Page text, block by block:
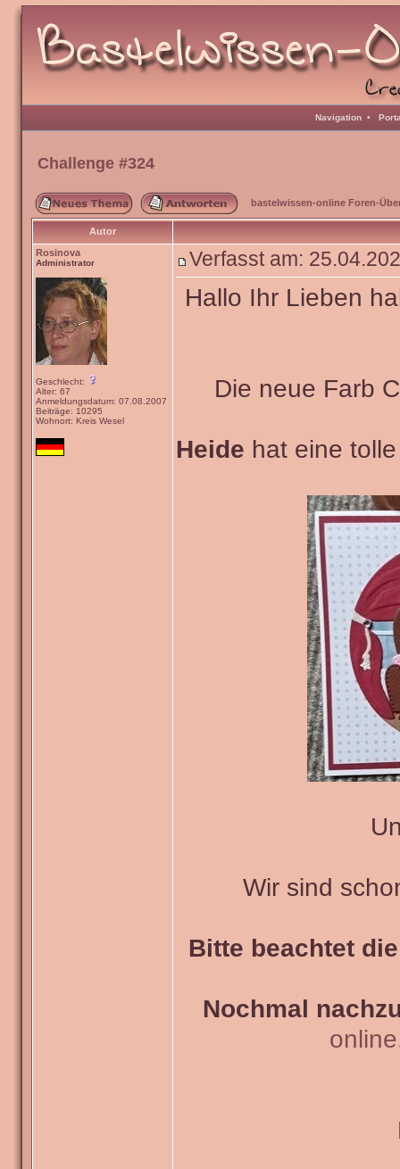
Navigation •
Challenge #324
bastelwissen-online Foren-
Autor
Rosinova
Administrator
Geschlecht:
Alter: 67
Anmeldungsdatum: 07.08.2007
Beiträge: 10295
Wohnort: Kreis Wesel
Verfasst am:
Hallo Ihr Lieben
Die neue Farb
Heide hat eine
Wir sind
Bitte beachtet
Nochmal